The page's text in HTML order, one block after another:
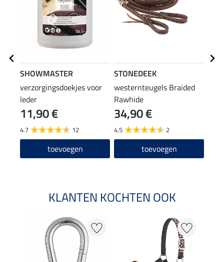
SHOWMASTER
verzorgingsdoekjes voor
leder
11,90 €
4.7 12
toevoegen
STONEDEEK
westernteugels Braided
Rawhide
34,90 €
4.5 2
toevoegen
KLANTEN KOCHTEN OOK